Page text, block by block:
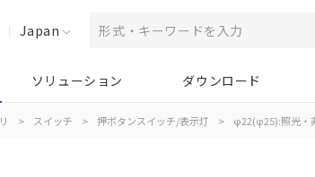
Japan
ソリューション ダウンロード
> スイッチ > 押ボタンスイッチ/表示灯 > φ22(φ25):照光・